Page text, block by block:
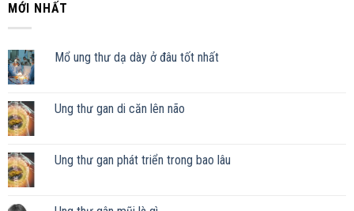
MỚI NHẤT
Mổ ung thư dạ dày ở đâu tốt nhất
Ung thư gan di căn lên não
Ung thư gan phát triển trong bao lâu